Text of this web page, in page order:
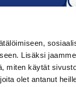
Lisäksi
miten käytät
olet antanut